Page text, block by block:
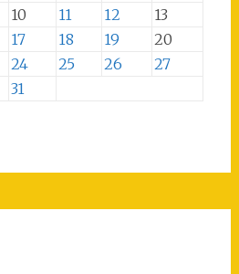
10 11 12
13
17 18 19
20
24 25 26
27
31